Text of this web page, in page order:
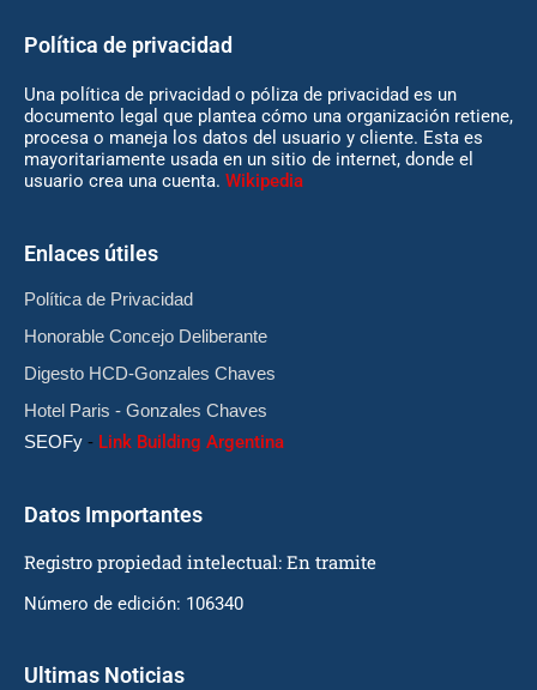
Política de privacidad
Una política de privacidad o póliza de privacidad es un
documento legal que plantea cómo una organización retiene,
procesa o maneja los datos del usuario y cliente. Esta es
mayoritariamente usada en un sitio de internet, donde el
usuario crea una cuenta. Wikipedia
Enlaces útiles
Política de Privacidad
Honorable Concejo Deliberante
Digesto HCD-Gonzales Chaves
Hotel Paris - Gonzales Chaves
SEOFy - Link Building Argentina
Datos Importantes
Registro propiedad intelectual: En tramite
Número de edición: 106340
Ultimas Noticias